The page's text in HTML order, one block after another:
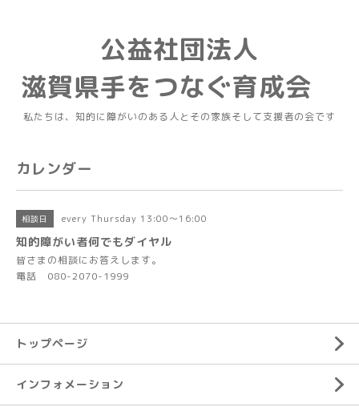
公益社団法人
滋賀県手をつなぐ育成会
私たちは、知的に障がいのある人とその家族そして支援者の会です
カレンダー
相談日 every Thursday 13:00～16:00
知的障がい者何でもダイヤル
皆さまの相談にお答えします。
電話 080-2070-1999
トップページ
インフォメーション